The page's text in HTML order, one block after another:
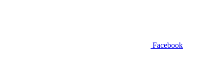
Facebook